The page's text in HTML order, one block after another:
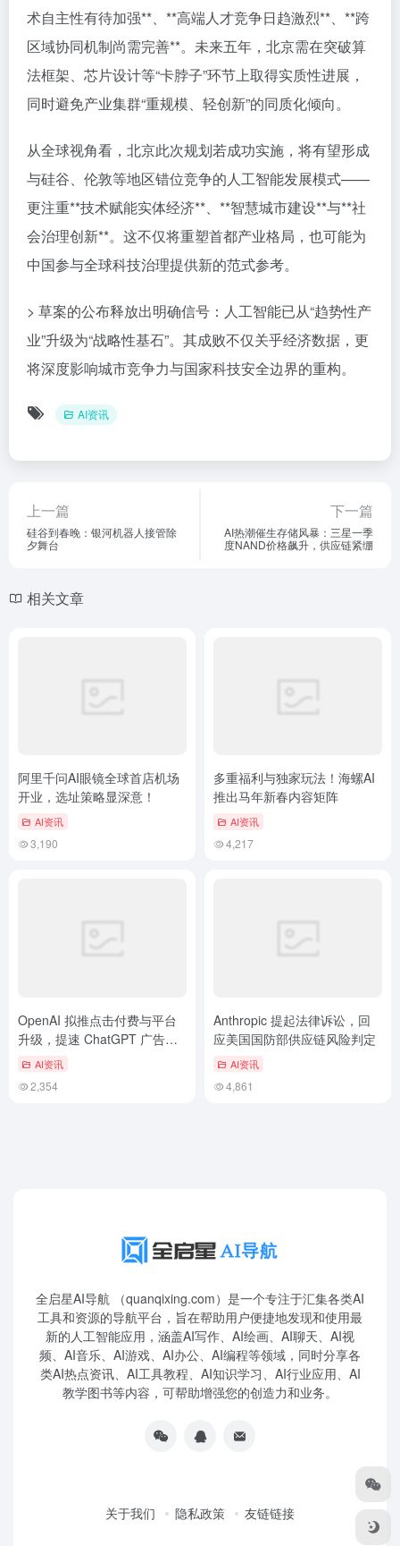
术自主性有待加强**、**高端人才竞争日趋激烈**、**跨
区域协同机制尚需完善**。未来五年，北京需在突破算
法框架、芯片设计等“卡脖子”环节上取得实质性进展，
同时避免产业集群“重规模、轻创新”的同质化倾向。
从全球视角看，北京此次规划若成功实施，将有望形成
与硅谷、伦敦等地区错位竞争的人工智能发展模式——
更注重**技术赋能实体经济**、**智慧城市建设**与**社
会治理创新**。这不仅将重塑首都产业格局，也可能为
中国参与全球科技治理提供新的范式参考。
> 草案的公布释放出明确信号：人工智能已从“趋势性产
业”升级为“战略性基石”。其成败不仅关乎经济数据，更
将深度影响城市竞争力与国家科技安全边界的重构。
AI资讯
上一篇
硅谷到春晚：银河机器人接管除
夕舞台
下一篇
AI热潮催生存储风暴：三星一季
度NAND价格飙升，供应链紧绷
相关文章
阿里千问AI眼镜全球首店机场
开业，选址策略显深意！
AI资讯
3,190
多重福利与独家玩法！海螺AI
推出马年新春内容矩阵
AI资讯
4,217
OpenAI 拟推点击付费与平台
升级，提速 ChatGPT 广告变
现 AI资讯
2,354
Anthropic 提起法律诉讼，回
应美国国防部供应链风险判定
AI资讯
4,861
全启星AI导航 （quanqixing.com）是一个专注于汇集各类AI
工具和资源的导航平台，旨在帮助用户便捷地发现和使用最
新的人工智能应用，涵盖AI写作、AI绘画、AI聊天、AI视
频、AI音乐、AI游戏、AI办公、AI编程等领域，同时分享各
类AI热点资讯、AI工具教程、AI知识学习、AI行业应用、AI
教学图书等内容，可帮助增强您的创造力和业务。
关于我们 隐私政策 友链链接